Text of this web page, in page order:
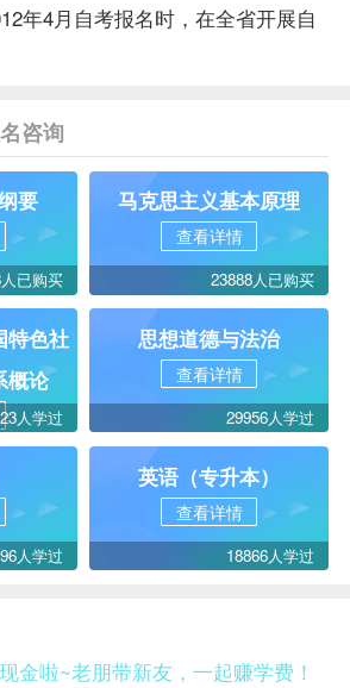
年4月自考报名时，在全省开展自
咨询
要
已购买
马克思主义基本原理
查看详情
23888人已购买
特色社
概论
人学过
思想道德与法治
查看详情
29956人学过
人学过
英语（专升本）
查看详情
18866人学过
金啦~老朋带新友，一起赚学费！